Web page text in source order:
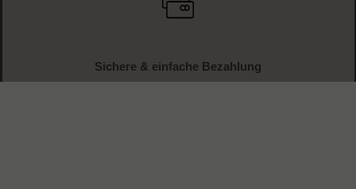
Sichere & einfache Bezahlung